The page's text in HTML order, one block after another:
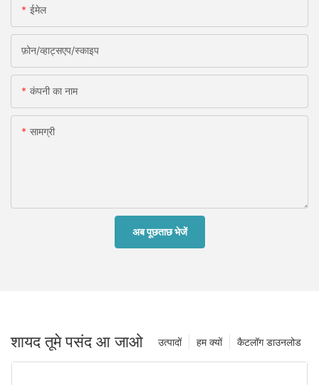
ईमेल
फ़ोन/व्हाट्सएप/स्काइप
कंपनी का नाम
सामग्री
अब पूछताछ भेजें
शायद तूमे पसंद आ जाओ कैटलॉग डाउनलोड
हम क्यों
उत्पादों